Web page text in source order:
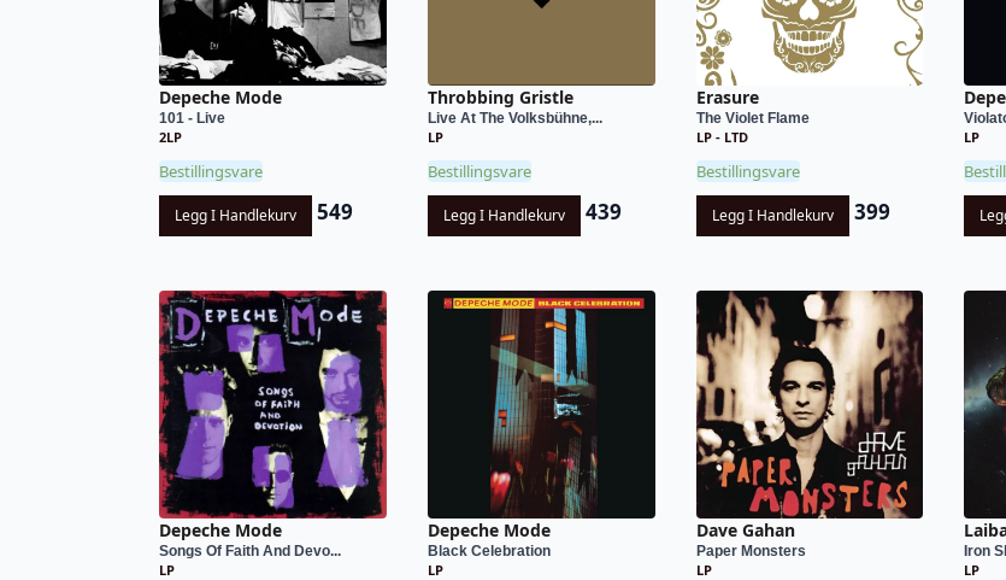
Depeche Mode
101 - Live
2LP
Bestillingsvare
Legg I Handlekurv 549
Throbbing Gristle
Live At The Volksbühne,...
LP
Bestillingsvare
Legg I Handlekurv 439
Erasure
The Violet Flame
LP - LTD
Bestillingsvare
Legg I Handlekurv 399
LP
Depeche Mode
Songs Of Faith And Devo...
LP
Depeche Mode
Black Celebration
LP
Dave Gahan
Paper Monsters
LP
Iron
LP